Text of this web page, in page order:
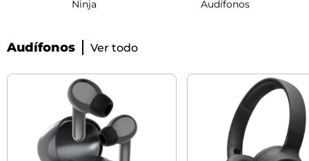
Ninja Audífonos
Audífonos Ver todo